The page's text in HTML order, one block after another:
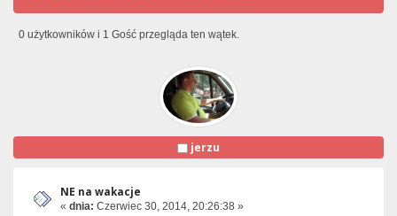
0 użytkowników i 1 Gość przegląda ten wątek.
jerzu
NE na wakacje
« dnia: Czerwiec 30, 2014, 20:26:38 »